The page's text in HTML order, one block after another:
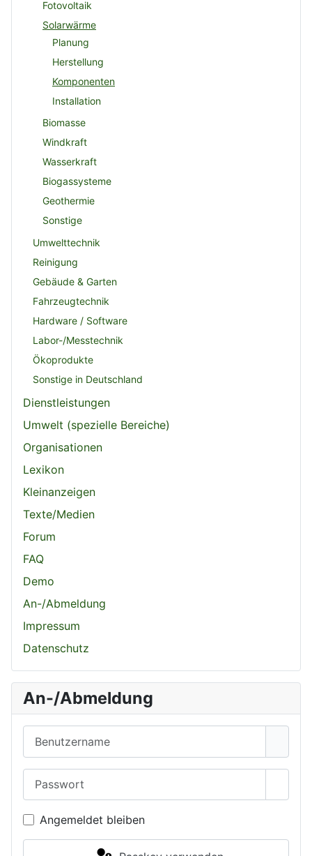
Fotovoltaik
Solarwärme
Planung
Herstellung
Komponenten
Installation
Biomasse
Windkraft
Wasserkraft
Biogassysteme
Geothermie
Sonstige
Umwelttechnik
Reinigung
Gebäude & Garten
Fahrzeugtechnik
Hardware / Software
Labor-/Messtechnik
Ökoprodukte
Sonstige in Deutschland
Dienstleistungen
Umwelt (spezielle Bereiche)
Organisationen
Lexikon
Kleinanzeigen
Texte/Medien
Forum
FAQ
Demo
An-/Abmeldung
Impressum
Datenschutz
An-/Abmeldung
Angemeldet bleiben